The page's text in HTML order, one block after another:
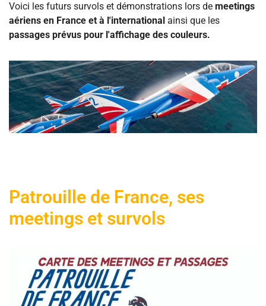
Voici les futurs survols et démonstrations lors de meetings
aériens en France et à l'international ainsi que les
passages prévus pour l'affichage des couleurs.
Patrouille de France, ses
meetings et survols